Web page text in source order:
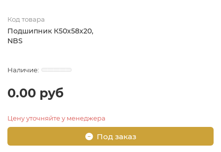
Код товара
Подшипник К50х58х20,
NBS
0.00 руб
Цену уточняйте у менеджера
Под заказ